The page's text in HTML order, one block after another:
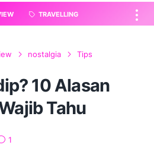
TRAVELLING
nostalgia Tips
10 Alasan
Tahu
1